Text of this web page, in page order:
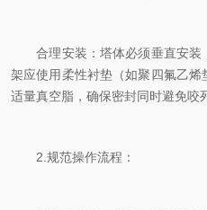
合理安装：塔体必须垂直安装
架应使用柔性衬垫（如聚四氟乙
适量真空脂，确保密封同时避免咬
2.规范操作流程：